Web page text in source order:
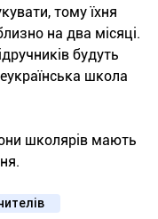
тому їхня
на два місяці.
будуть
школа
школярів мають